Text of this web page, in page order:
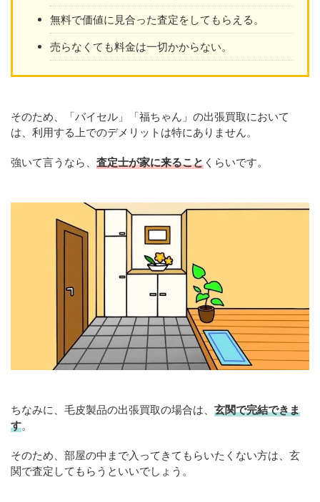
無料で価値に見合った査定をしてもらえる。
売らなくても料金は一切かからない。
そのため、「バイセル」「福ちゃん」の出張買取において
は、利用する上でのデメリットは特にありません。
強いて言うなら、 査定士が家に来ること くらいです。
ちなみに、毛皮製品の出張買取の場合は、 玄関で完結できま
す。
そのため、部屋の中まで入ってきてもらいたくない方は、玄
関で査定してもらうといいでしょう。